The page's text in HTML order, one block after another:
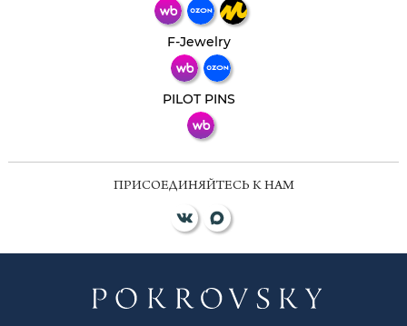
F-Jewelry
PILOT PINS
ПРИСОЕДИНЯЙТЕСЬ К НАМ